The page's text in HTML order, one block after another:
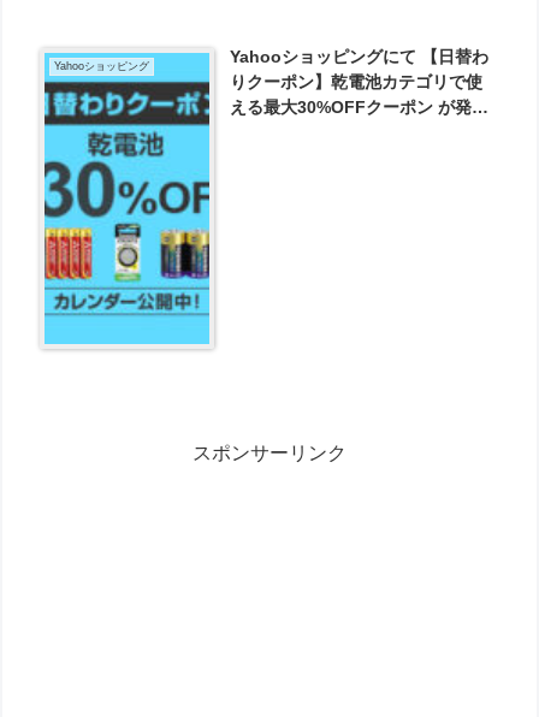
Yahooショッピング
Yahooショッピングにて 【日替わ
りクーポン】乾電池カテゴリで使
える最大30%OFFクーポン が発行
スポンサーリンク